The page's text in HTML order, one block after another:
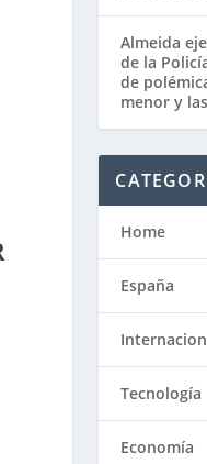
Almeida
de la
de
menor y
Home
España
Tecnología
Economía